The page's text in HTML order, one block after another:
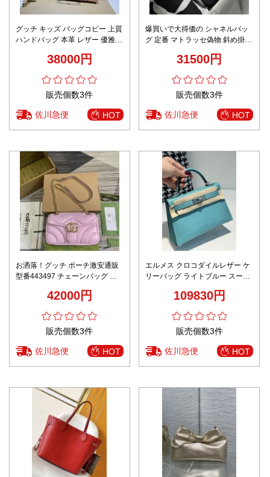
グッチ キッズ バッグコピー 上質
ハンドバッグ 本革 レザー 優雅レ
38000円
販売個数3件
佐川急便 HOT
爆買いで大得価の シャネルバッ
グ 定番 マトラッセ偽物 斜め掛け
シャネル風 ブラック
31500円
販売個数3件
佐川急便 HOT
お洒落！グッチ ポーチ激安通販
型番443497 チェーンバッグ 斜
42000円
販売個数3件
佐川急便 HOT
エルメス クロコダイルレザー ケ
リーバッグ ライトブルー スーパ
高級感仕上げ109830円
販売個数3件
佐川急便 HOT